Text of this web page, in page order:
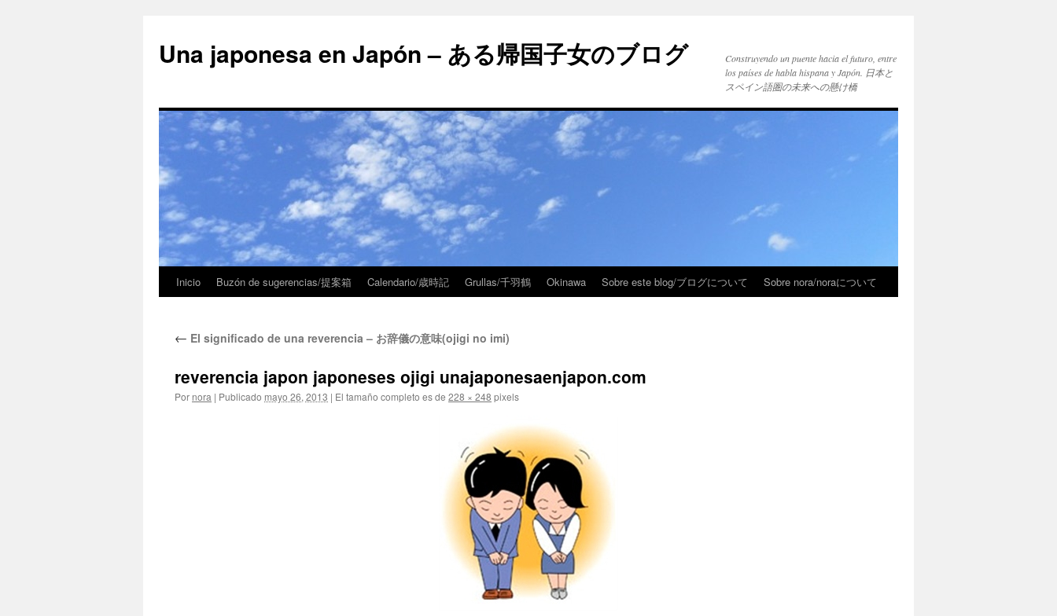
Una japonesa en Japón – ある帰国子女のブログ
Construyendo un puente hacia el futuro, entre
los países de habla hispana y Japón. 日本と
スペイン語圏の未来への懸け橋
Inicio Buzón de sugerencias/提案箱 Calendario/歳時記 Grullas/千羽鶴 Okinawa Sobre este blog/ブログについて Sobre nora/noraについて
← El significado de una reverencia – お辞儀の意味(ojigi no imi)
reverencia japon japoneses ojigi unajaponesaenjapon.com
Por nora | Publicado mayo 26, 2013 | El tamaño completo es de 228 × 248 pixels